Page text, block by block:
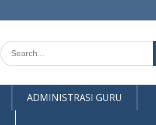
Search
for:
ADMINISTRASI GURU